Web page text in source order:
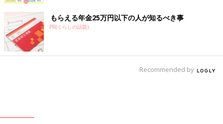
もらえる年金25万円以下の人が知るべき事
PR(くらしの話題)
Recommended by